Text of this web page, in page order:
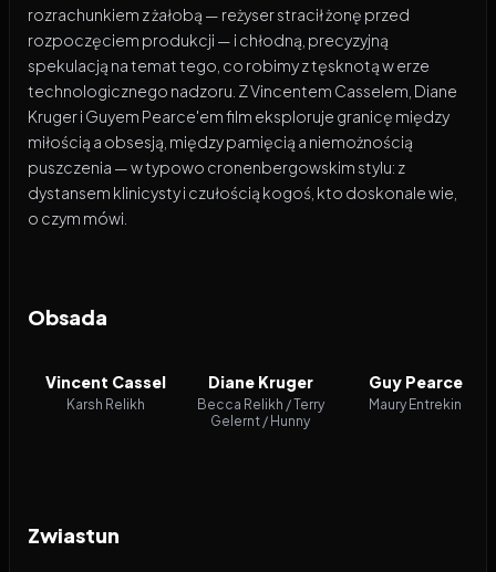
rozrachunkiem z żałobą — reżyser stracił żonę przed
rozpoczęciem produkcji — i chłodną, precyzyjną
spekulacją na temat tego, co robimy z tęsknotą w erze
technologicznego nadzoru. Z Vincentem Casselem, Diane
Kruger i Guyem Pearce'em film eksploruje granicę między
miłością a obsesją, między pamięcią a niemożnością
puszczenia — w typowo cronenbergowskim stylu: z
dystansem klinicysty i czułością kogoś, kto doskonale wie,
o czym mówi.
Obsada
Vincent Cassel
Karsh Relikh
Diane Kruger
Becca Relikh / Terry
Gelernt / Hunny
Guy Pearce
Maury Entrekin
Zwiastun